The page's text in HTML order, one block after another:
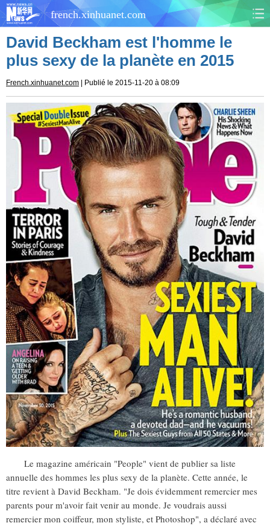
french.xinhuanet.com
CHINE MONDE
CULTURE SOCIÉTÉ
SANTÉ SPORTS
SCI&TECH PLANÈTE
TOURISME DOCUMENTS
DOSSIERS PHOTOS
VIDÉOS
David Beckham est l'homme le
plus sexy de la planète en 2015
French.xinhuanet.com | Publié le 2015-11-20 à 08:09
Le magazine américain "People" vient de publier sa liste
annuelle des hommes les plus sexy de la planète. Cette année, le
titre revient à David Beckham. "Je dois évidemment remercier mes
parents pour m'avoir fait venir au monde. Je voudrais aussi
remercier mon coiffeur, mon styliste, et Photoshop", a déclaré avec